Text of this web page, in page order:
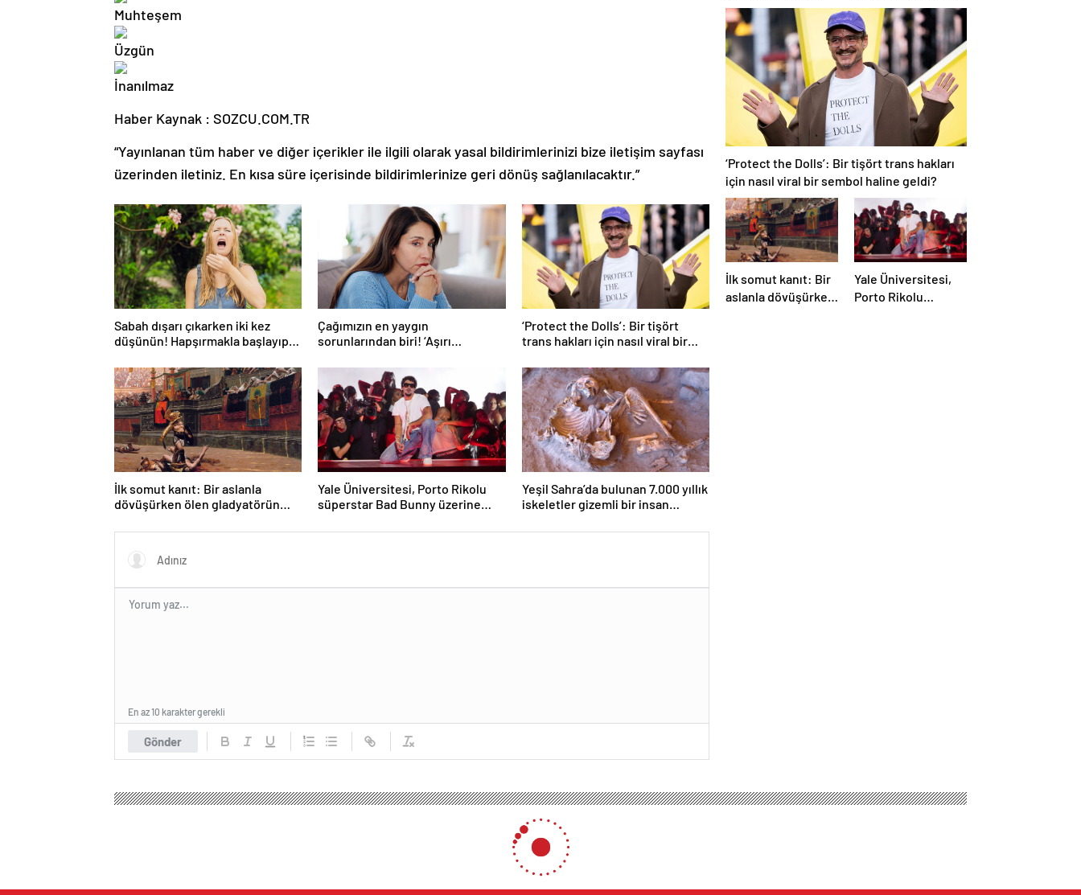
Haber Kaynak : SOZCU.COM.TR
“Yayınlanan tüm haber ve diğer içerikler ile ilgili olarak yasal bildirimlerinizi bize iletişim sayfası
üzerinden iletiniz. En kısa süre içerisinde bildirimlerinize geri dönüş sağlanılacaktır.”
Sabah dışarı çıkarken iki kez
düşünün! Hapşırmakla başlayıp
Çağımızın en yaygın
sorunlarından biri! ‘Aşırı
mümkün’
‘Protect the Dolls’: Bir tişört
trans hakları için nasıl viral bir
İlk somut kanıt: Bir aslanla
dövüşürken ölen gladyatörün
Yale Üniversitesi, Porto Rikolu
süperstar Bad Bunny üzerine
Yeşil Sahra’da bulunan 7.000 yıllık
iskeletler gizemli bir insan
Gönder
En az 10 karakter gerekli
düşünün!
Hapşırmakla
başlayıp astıma
dönüşebiliyor
‘Aşırı düşünmeyle
başa çıkmak
mümkün’
‘Protect the Dolls’: Bir tişört trans hakları
için nasıl viral bir sembol haline geldi?
İlk somut kanıt: Bir
aslanla dövüşürken
Yale Üniversitesi,
Porto Rikolu